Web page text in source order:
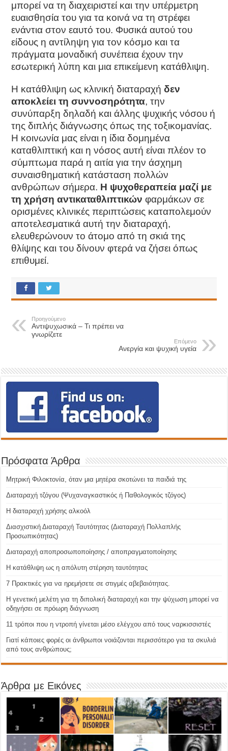
μπορεί να τη διαχειριστεί και την υπέρμετρη
ευαισθησία του για τα κοινά να τη στρέφει
ενάντια στον εαυτό του. Φυσικά αυτού του
είδους η αντίληψη για τον κόσμο και τα
πράγματα μοναδική συνέπεια έχουν την
εσωτερική λύπη και μια επικείμενη κατάθλιψη.
Η κατάθλιψη ως κλινική διαταραχήδεν
αποκλείει τη συννοσηρότητα, την
συνύπαρξη δηλαδή και άλλης ψυχικής νόσου ή
της διπλής διάγνωσης όπως της τοξικομανίας.
Η κοινωνία μας είναι η ίδια δομημένα
καταθλιπτική και η νόσος αυτή είναι πλέον το
σύμπτωμα παρά η αιτία για την άσχημη
συναισθηματική κατάσταση πολλών
ανθρώπων σήμερα. Η ψυχοθεραπεία μαζί με
τη χρήση αντικαταθλιπτικών φαρμάκων σε
ορισμένες κλινικές περιπτώσεις καταπολεμούν
αποτελεσματικά αυτή την διαταραχή,
ελευθερώνουν το άτομο από τη σκιά της
θλίψης και του δίνουν φτερά να ζήσει όπως
επιθυμεί.
Προηγούμενο
Αντιψυχωσικά – Τι πρέπει να
γνωρίζετε
Επόμενο
Ανεργία και ψυχική υγεία
Πρόσφατα Άρθρα
Μητρική Φιλοκτονία, όταν μια μητέρα σκοτώνει τα παιδιά της
Διαταραχή τζόγου (Ψυχαναγκαστικός ή Παθολογικός τζόγος)
H διαταραχή χρήσης αλκοόλ
Διασχιστική Διαταραχή Ταυτότητας (Διαταραχή Πολλαπλής
Προσωπικότητας)
Διαταραχή αποπροσωποποίησης / αποπραγματοποίησης
Η κατάθλιψη ως η απόλυτη στέρηση ταυτότητας
7 Πρακτικές για να ηρεμήσετε σε στιγμές αβεβαιότητας.
Η γενετική μελέτη για τη διπολική διαταραχή και την ψύχωση μπορεί να
οδηγήσει σε πρόωρη διάγνωση
11 τρόποι που η ντροπή γίνεται μέσο ελέγχου από τους ναρκισσιστές
Γιατί κάποιες φορές οι άνθρωποι νοιάζονται περισσότερο για τα σκυλιά
από τους ανθρώπους;
Άρθρα με Εικόνες